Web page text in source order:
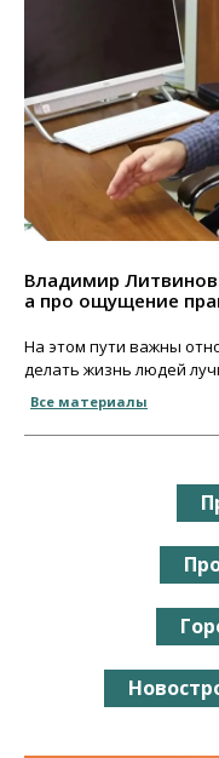
Владимир
а про ощущение
На этом пути важны
делать жизнь людей
Все материалы